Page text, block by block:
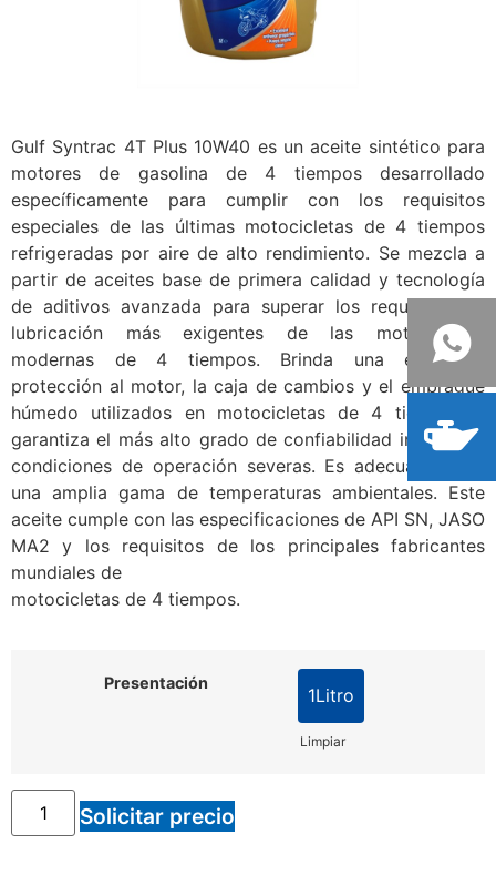
Gulf Syntrac 4T Plus 10W40 es un aceite sintético para
motores de gasolina de 4 tiempos desarrollado
específicamente para cumplir con los requisitos
especiales de las últimas motocicletas de 4 tiempos
refrigeradas por aire de alto rendimiento. Se mezcla a
partir de aceites base de primera calidad y tecnología
de aditivos avanzada para superar los requisitos de
lubricación más exigentes de las motocicletas
modernas de 4 tiempos. Brinda una excelente
protección al motor, la caja de cambios y el embrague
húmedo utilizados en motocicletas de 4 tiempos y
garantiza el más alto grado de confiabilidad incluso en
condiciones de operación severas. Es adecuado para
una amplia gama de temperaturas ambientales. Este
aceite cumple con las especificaciones de API SN, JASO
MA2 y los requisitos de los principales fabricantes
mundiales de
motocicletas de 4 tiempos.
Presentación
1Litro
Limpiar
Solicitar precio